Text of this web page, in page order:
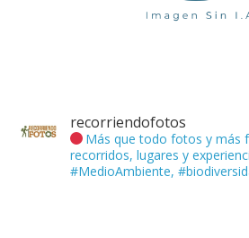
recorriendofotos
Más que todo fotos y más
recorridos, lugares y
#MedioAmbiente,